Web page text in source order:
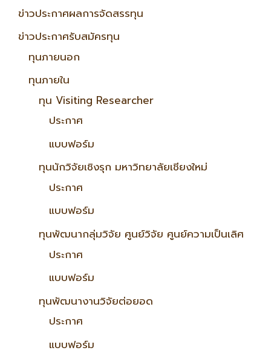
ข่าวประกาศผลการจัดสรรทุน
ข่าวประกาศรับสมัครทุน
ทุนภายนอก
ทุนภายใน
ทุน Visiting Researcher
ประกาศ
แบบฟอร์ม
ทุนนักวิจัยเชิงรุก มหาวิทยาลัยเชียงใหม่
ประกาศ
แบบฟอร์ม
ทุนพัฒนากลุ่มวิจัย ศูนย์วิจัย ศูนย์ความเป็นเลิศ
ประกาศ
แบบฟอร์ม
ทุนพัฒนางานวิจัยต่อยอด
ประกาศ
แบบฟอร์ม